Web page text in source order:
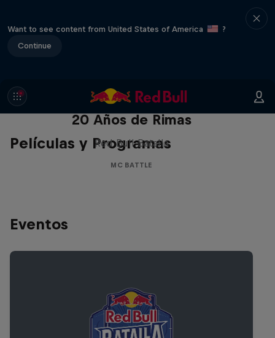
Want to see content from United States of America
?
Continue
Películas y Programas
Red Bull Batalla Nueva Historia:
20 Años de Rimas
Red Bull Batalla
MC BATTLE
Eventos